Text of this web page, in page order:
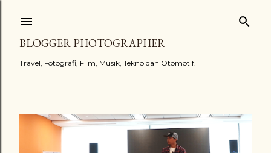
BLOGGER PHOTOGRAPHER
Travel, Fotografi, Film, Musik, Tekno dan Otomotif.
Postingan